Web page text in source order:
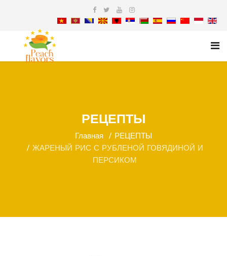
РЕЦЕПТЫ
Главная
РЕЦЕПТЫ
ЖАРЕНЫЙ РИС С РУБЛЕНОЙ ГОВЯДИНОЙ И
ПЕРСИКОМ